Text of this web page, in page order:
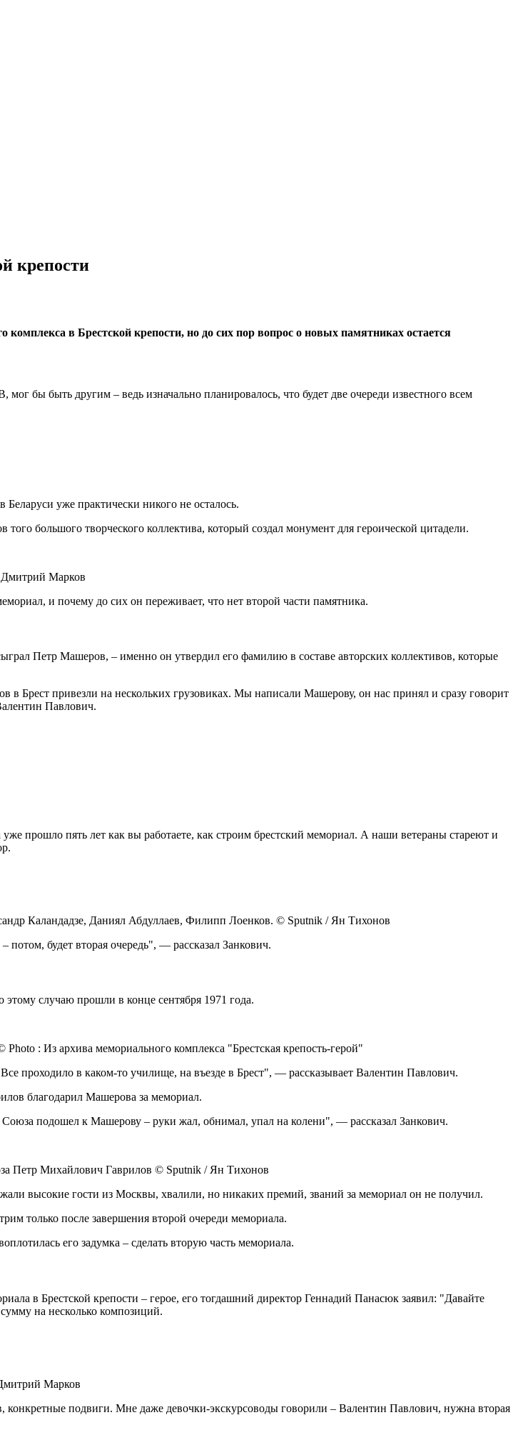
крепости
в Брестской крепости, но до сих пор вопрос о новых памятниках остается
бы быть другим – ведь изначально планировалось, что будет две очереди известного всем
уже практически никого не осталось.
большого творческого коллектива, который создал монумент для героической цитадели.
Дмитрий Марков
и почему до сих он переживает, что нет второй части памятника.
Петр Машеров, – именно он утвердил его фамилию в составе авторских коллективов, которые
в Брест привезли на нескольких грузовиках. Мы написали Машерову, он нас принял и сразу говорит
Павлович.
прошло пять лет как вы работаете, как строим брестский мемориал. А наши ветераны стареют и
Каландадзе, Даниял Абдуллаев, Филипп Лоенков. © Sputnik / Ян Тихонов
потом, будет вторая очередь", — рассказал Занкович.
этому случаю прошли в конце сентября 1971 года.
: Из архива мемориального комплекса "Брестская крепость-герой"
проходило в каком-то училище, на въезде в Брест", — рассказывает Валентин Павлович.
благодарил Машерова за мемориал.
подошел к Машерову – руки жал, обнимал, упал на колени", — рассказал Занкович.
Петр Михайлович Гаврилов © Sputnik / Ян Тихонов
высокие гости из Москвы, хвалили, но никаких премий, званий за мемориал он не получил.
только после завершения второй очереди мемориала.
его задумка – сделать вторую часть мемориала.
в Брестской крепости – герое, его тогдашний директор Геннадий Панасюк заявил: "Давайте
на несколько композиций.
Марков
конкретные подвиги. Мне даже девочки-экскурсоводы говорили – Валентин Павлович, нужна вторая